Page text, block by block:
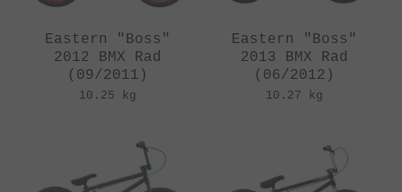
Eastern "Boss"
2012 BMX Rad
(09/2011)
10.25 kg
Eastern "Boss"
2013 BMX Rad
(06/2012)
10.27 kg